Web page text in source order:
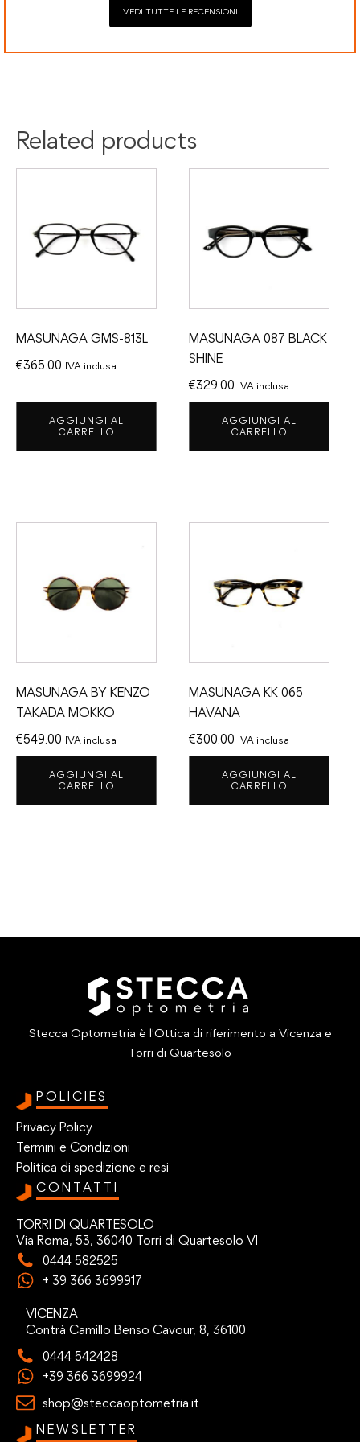
VEDI TUTTE LE RECENSIONI
Related products
MASUNAGA GMS-813L
€365.00 IVA inclusa
AGGIUNGI AL
CARRELLO
MASUNAGA 087 BLACK
SHINE
€329.00 IVA inclusa
AGGIUNGI AL
CARRELLO
MASUNAGA BY KENZO
TAKADA MOKKO
€549.00 IVA inclusa
AGGIUNGI AL
CARRELLO
MASUNAGA KK 065
HAVANA
€300.00 IVA inclusa
AGGIUNGI AL
CARRELLO
Stecca Optometria è l'Ottica di riferimento a Vicenza e
Torri di Quartesolo
POLICIES
Privacy Policy
Termini e Condizioni
Politica di spedizione e resi
CONTATTI
TORRI DI QUARTESOLO
Via Roma, 53, 36040 Torri di Quartesolo VI
0444 582525
+ 39 366 3699917
VICENZA
Contrà Camillo Benso Cavour, 8, 36100
0444 542428
+39 366 3699924
shop@steccaoptometria.it
NEWSLETTER